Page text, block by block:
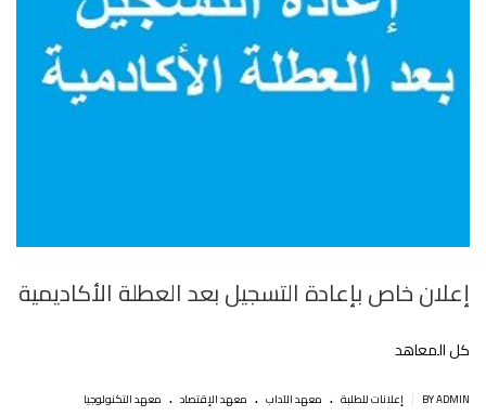
إعلان خاص بإعادة التسجيل بعد العطلة الأكاديمية
كل المعاهد
BY ADMIN إعلانات للطلبة . معهد الآداب . معهد الإقتصاد . معهد التكنولوجيا